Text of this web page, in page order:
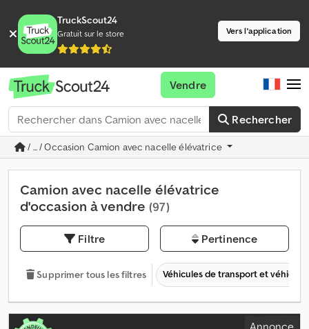
TruckScout24
Gratuit sur le store Vers l'application
Rechercher
Vendre
/ ... / Occasion Camion avec nacelle élévatrice
Camion avec nacelle élévatrice
d'occasion à vendre (97)
Filtre Pertinence
Supprimer tous les filtres Véhicules de transport et
Annonce